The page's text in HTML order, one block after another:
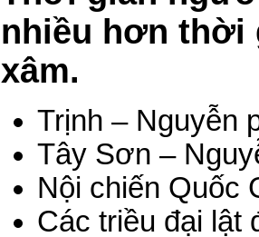
nhiều hơn thời
xâm.
Trịnh – Nguyễn
Tây Sơn –
Nội chiến Quốc
Các triều đại lật